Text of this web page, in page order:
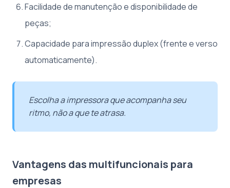
Facilidade de manutenção e disponibilidade de
peças;
Capacidade para impressão duplex (frente e verso
automaticamente).
Escolha a impressora que acompanha seu
ritmo, não a que te atrasa.
Vantagens das multifuncionais para
empresas